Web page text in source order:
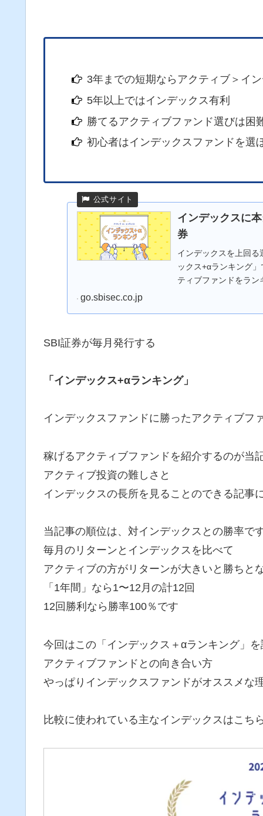
3年までの短期ならアクティブ＞イ
5年以上ではインデックス有利
勝てるアクティブファンド選びは困
初心者はインデックスファンドを選
インデックスに
券
インデックスを上回
ックス+αランキング
ティブファンドをラ
go.sbisec.co.jp
SBI証券が毎月発行する
「インデックス+αランキング」
インデックスファンドに勝ったアクティブフ
稼げるアクティブファンドを紹介するのが当
アクティブ投資の難しさと
インデックスの長所を見ることのできる記事
当記事の順位は、対インデックスとの勝率で
毎月のリターンとインデックスを比べて
アクティブの方がリターンが大きいと勝ちと
「1年間」なら1〜12月の計12回
12回勝利なら勝率100％です
今回はこの「インデックス＋αランキング」
アクティブファンドとの向き合い方
やっぱりインデックスファンドがオススメな
比較に使われている主なインデックスはこち